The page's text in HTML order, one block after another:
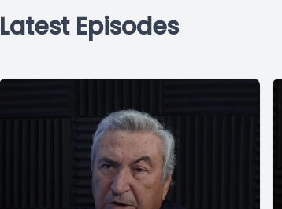
Latest Episodes